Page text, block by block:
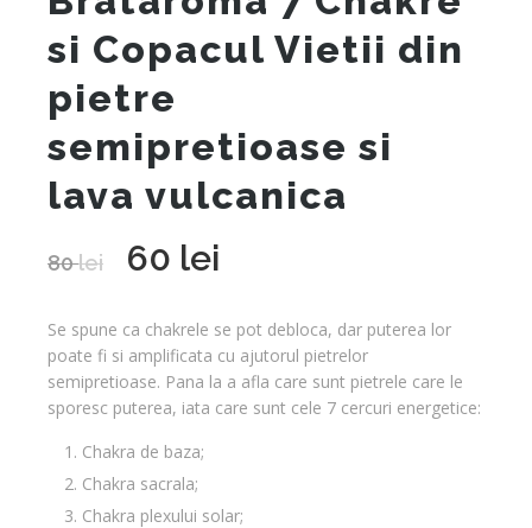
si Copacul Vietii din
pietre
semipretioase si
lava vulcanica
80lei
Prețul
fost:
80 lei.
60 lei
este:
60 lei.
Se spune ca chakrele se pot debloca, dar puterea lor
poate fi si amplificata cu ajutorul pietrelor
semipretioase. Pana la a afla care sunt pietrele care le
sporesc puterea, iata care sunt cele 7 cercuri energetice:
Chakra de baza;
Chakra sacrala;
Chakra plexului solar;